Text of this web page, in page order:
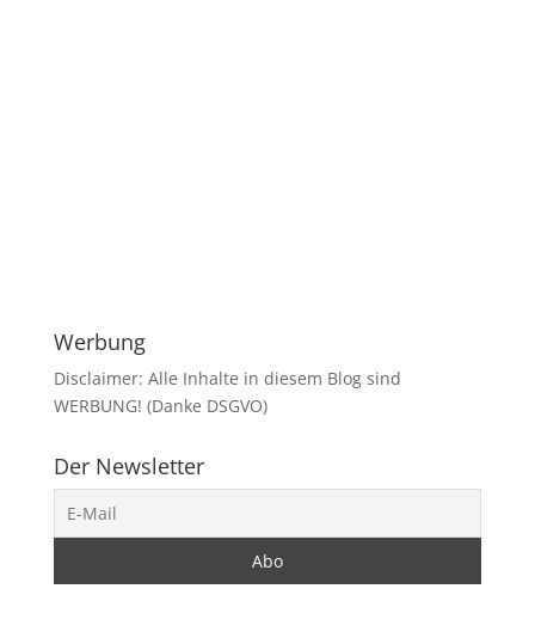
Werbung
Disclaimer: Alle Inhalte in diesem Blog sind
WERBUNG! (Danke DSGVO)
Der Newsletter